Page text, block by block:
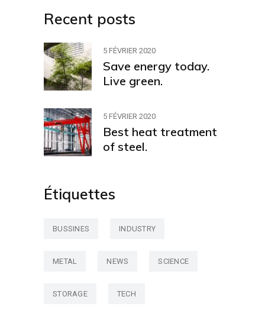
Recent posts
5 FÉVRIER 2020
Save energy today.
Live green.
5 FÉVRIER 2020
Best heat treatment
of steel.
Étiquettes
BUSSINES INDUSTRY
METAL NEWS SCIENCE
STORAGE TECH